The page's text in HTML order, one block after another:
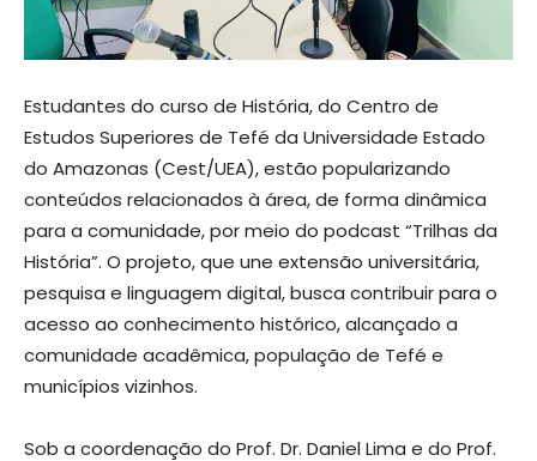
Estudantes do curso de História, do Centro de
Estudos Superiores de Tefé da Universidade Estado
do Amazonas (Cest/UEA), estão popularizando
conteúdos relacionados à área, de forma dinâmica
para a comunidade, por meio do podcast “Trilhas da
História”. O projeto, que une extensão universitária,
pesquisa e linguagem digital, busca contribuir para o
acesso ao conhecimento histórico, alcançado a
comunidade acadêmica, população de Tefé e
municípios vizinhos.
Sob a coordenação do Prof. Dr. Daniel Lima e do Prof.